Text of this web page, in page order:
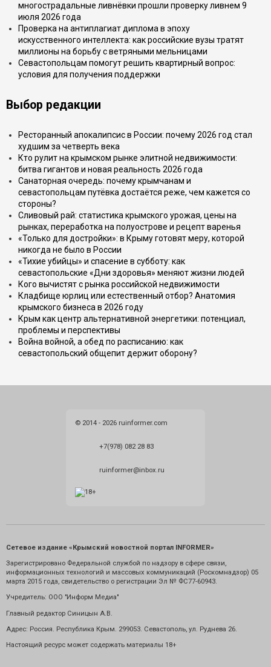
многострадальные ливнёвки прошли проверку ливнем 9
июля 2026 года
Проверка на антиплагиат диплома в эпоху
искусственного интеллекта: как российские вузы тратят
миллионы на борьбу с ветряными мельницами
Севастопольцам помогут решить квартирный вопрос:
условия для получения поддержки
Выбор редакции
Ресторанный апокалипсис в России: почему 2026 год стал
худшим за четверть века
Кто рулит на крымском рынке элитной недвижимости:
битва гигантов и новая реальность 2026 года
Санаторная очередь: почему крымчанам и
севастопольцам путёвка достаётся реже, чем кажется со
стороны?
Сливовый рай: статистика крымского урожая, цены на
рынках, переработка на полуострове и рецепт варенья
«Только для достройки»: в Крыму готовят меру, которой
никогда не было в России
«Тихие убийцы» и спасение в субботу: как
севастопольские «Дни здоровья» меняют жизни людей
Кого вычистят с рынка российской недвижимости
Кладбище юрлиц или естественный отбор? Анатомия
крымского бизнеса в 2026 году
Крым как центр альтернативной энергетики: потенциал,
проблемы и перспективы
Война войной, а обед по расписанию: как
севастопольский общепит держит оборону?
© 2014 - 2026 ruinformer.com
+7(978) 082 28 83
ruinformer@inbox.ru
Сетевое издание «Крымский новостной портал INFORMER»
Зарегистрировано Федеральной службой по надзору в сфере связи,
информационных технологий и массовых коммуникаций (Роскомнадзор) 05
марта 2015 года, свидетельство о регистрации Эл № ФС77-60943.
Учредитель: ООО "Информ Медиа"
Главный редактор Синицын А.В.
Адрес: Россия. Республика Крым. 299053. Севастополь, ул. Руднева 26.
Настоящий ресурс может содержать материалы 18+